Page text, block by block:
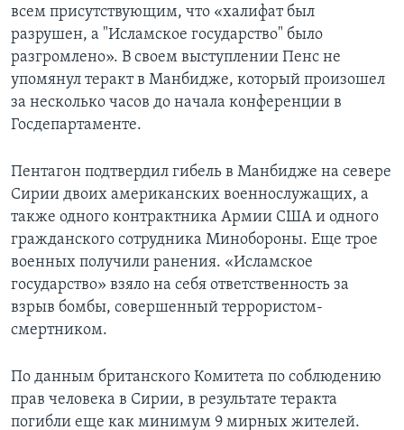
всем присутствующим, что «халифат был
разрушен, а "Исламское государство" было
разгромлено». В своем выступлении Пенс не
упомянул теракт в Манбидже, который произошел
за несколько часов до начала конференции в
Госдепартаменте.
Пентагон подтвердил гибель в Манбидже на севере
Сирии двоих американских военнослужащих, а
также одного контрактника Армии США и одного
гражданского сотрудника Минобороны. Еще трое
военных получили ранения. «Исламское
государство» взяло на себя ответственность за
взрыв бомбы, совершенный террористом-
смертником.
По данным британского Комитета по соблюдению
прав человека в Сирии, в результате теракта
погибли еще как минимум 9 мирных жителей.